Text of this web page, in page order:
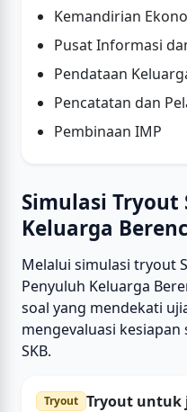
Kemandirian
Pusat Informasi
Pendataan
Pencatatan dan
Pembinaan IMP
Simulasi Tryout
Keluarga
Melalui simulasi tryout
Penyuluh Keluarga
soal yang mendekati
mengevaluasi
SKB.
Tryout Tryout untuk